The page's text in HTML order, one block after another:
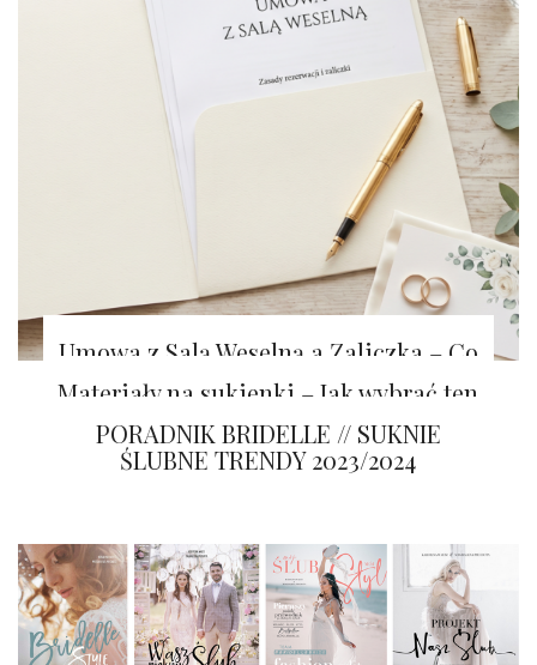
Umowa z Salą Weselną a Zaliczka – Co
Warto Wiedzieć?
Materiały na sukienki – Jak wybrać ten
najlepszy?
PORADNIK BRIDELLE // SUKNIE
ŚLUBNE TRENDY 2023/2024